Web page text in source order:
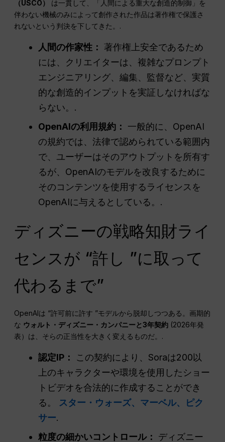
（USCO）
は一貫して、「人間による重大な創造的制御」を
伴わない機械のみによって創作された作品は著作権で保護さ
れないという判決を下してきた。.
人間の作家性： 著作権上安全であるため
には、クリエイターは、複雑なプロンプト
エンジニアリング、編集、監督など、実質
的な創造的インプットを実証しなければな
らない。.
OpenAIの利用規約：
一般的に、OpenAI
の規約では、法律で認められている範囲内
で、ユーザーはそのアウトプットを所有す
るが、OpenAIのモデルを改良するために
そのコンテンツを使用するライセンスを
OpenAIに与えるとしている。.
ディズニーの戦略知財ライ
センスが “許し ”に取って
代わるまで”
OpenAIは “許可前に許す ”モデルから脱却しつつある。画期的
な ウォルト・ディズニー・カンパニーと3年契約 (2026年発
表）は、そらの正当性を大きく変えるものだ。.
認定IP：
この契約により、Soraは200以
上のキャラクターや環境を使用したショー
トビデオを合法的に作成することができ
る。
スター・ウォーズ、マーベル、ピク
サー.
粒度の細かいコントロール：
ディズニー